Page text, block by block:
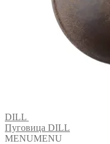
DILL
Пуговица DILL
MENUMENU